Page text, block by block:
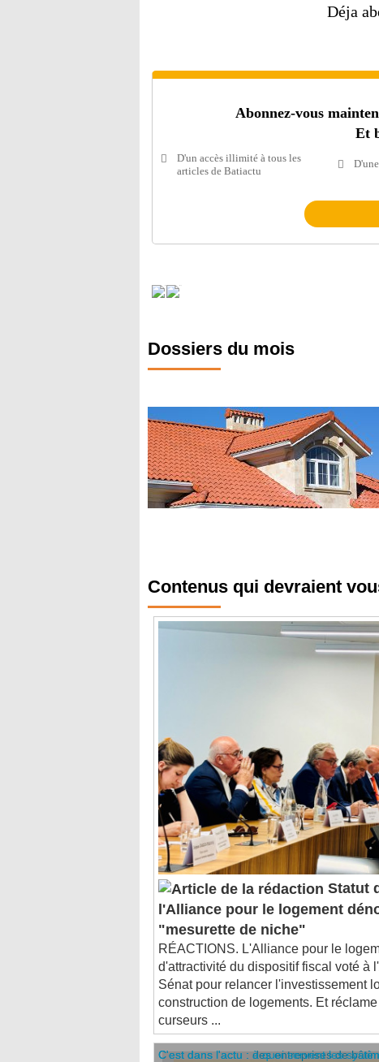
Déja
Abonnez-vous
Et
D'un accès illimité à tous les
articles de Batiactu
Dossiers du mois
Statut
l'Alliance pour le logement
"mesurette de niche"
RÉACTIONS. L'Alliance pour le
d'attractivité du dispositif fiscal voté à
Sénat pour relancer l'investissement
construction de logements. Et réclame
curseurs ...
C'est dans l'actu : des entreprises de
C'est dans l'actu : à quoi servent les